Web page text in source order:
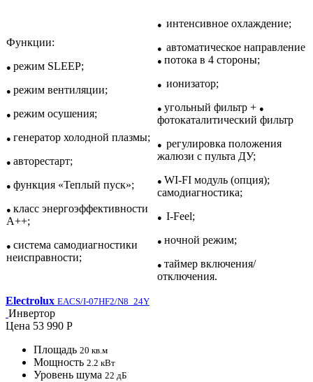
Функции:
● режим SLEEP;
● режим вентиляции;
● режим осушения;
● генератор холодной плазмы;
● авторестарт;
● функция «Теплый пуск»;
● класс энергоэффективности
A++;
● система самодиагностики
неисправности;
● интенсивное охлаждение;
● автоматическое направление
● потока в 4 стороны;
● ионизатор;
● угольный фильтр + ●
фотокаталитический фильтр
● регулировка положения
жалюзи с пульта ДУ;
● WI-FI модуль (опция);
самодиагностика;
● I-Feel;
● ночной режим;
● таймер включения/
отключения.
Electrolux EACS/I-07HF2/N8_24Y
Инвертор
Цена 53 990 Р
Площадь 20 кв.м
Мощность 2.2 кВт
Уровень шума 22 дБ